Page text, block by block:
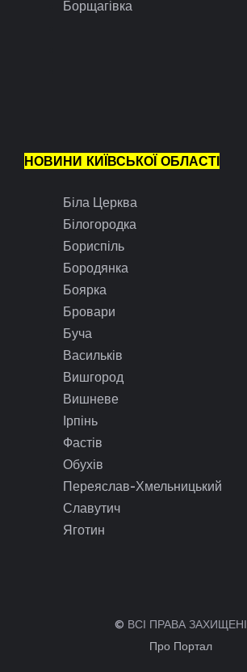
Борщагівка
НОВИНИ КИЇВСЬКОЇ ОБЛАСТІ
Біла Церква
Білогородка
Бориспіль
Бородянка
Боярка
Бровари
Буча
Васильків
Вишгород
Вишневе
Ірпінь
Фастів
Обухів
Переяслав-Хмельницький
Славутич
Яготин
© ВСІ ПРАВА ЗАХИЩЕНІ
Про Портал